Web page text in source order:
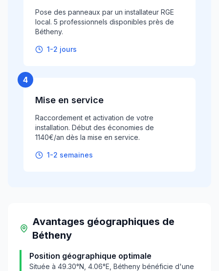
Pose des panneaux par un installateur RGE
local. 5 professionnels disponibles près de
Bétheny.
1-2 jours
4
Mise en service
Raccordement et activation de votre
installation. Début des économies de
1140€/an dès la mise en service.
1-2 semaines
Avantages géographiques de
Bétheny
Position géographique optimale
Située à 49.30°N, 4.06°E, Bétheny bénéficie d'une